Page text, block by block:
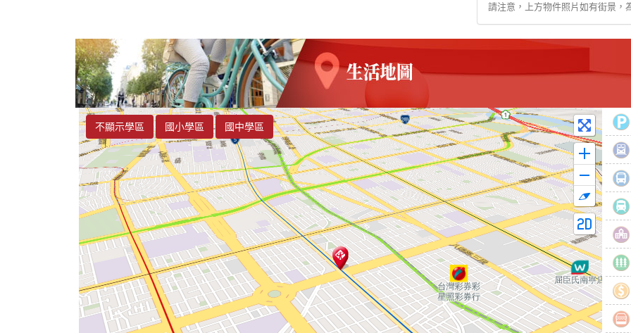
請注意，上方物件照片如有街景，
不顯示學區 國小學區 國中學區